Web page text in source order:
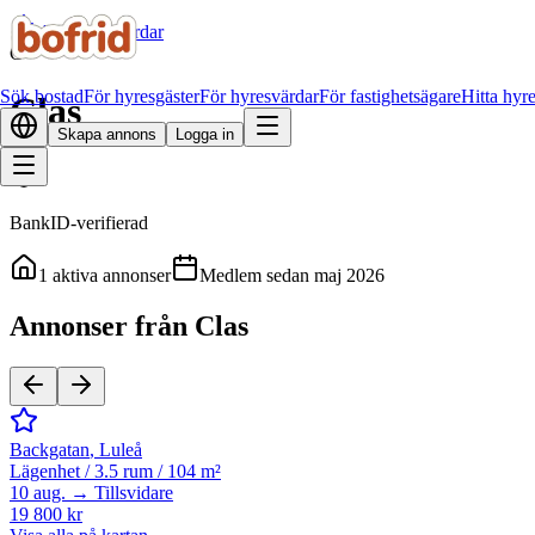
Sök bostadFör hyresgästerFör hyresvärdarFör fastighetsägareHitta
Skapa annons Logga in
Alla hyresvärdar
C
Clas
BankID-verifierad
1 aktiva annonser Medlem sedan maj 2026
Annonser från Clas
Backgatan, Luleå
Lägenhet /3.5 rum / 104 m²
10 aug. → Tillsvidare
19 800 kr